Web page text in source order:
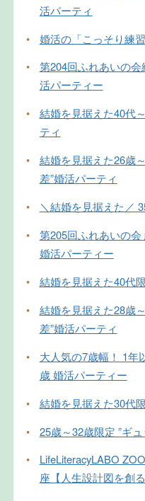
活パーティ
•
婚活の「こっそり練
•
第204回ふれあいの
活パーティー
•
結婚を見据えた40代
ティ
•
結婚を見据えた26歳
差”婚活パーティ
•
＼結婚を見据えた／
•
第205回ふれあいの会
婚活パーティー
•
結婚を見据えた40代
•
結婚を見据えた28歳
差”婚活パーティ
•
大人気の7歳幅！ 1
歳 婚活パーティー
•
結婚を見据えた30代
•
25歳～32歳限定 ”ギ
•
LifeLiteracyLABO
座【人生設計図を創